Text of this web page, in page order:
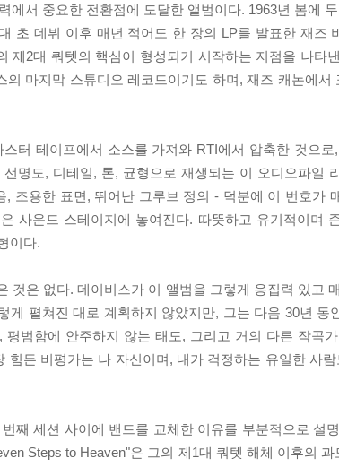
에서 중요한 전환점에 도달한 앨범이다. 1963년 봄에
초 데뷔 이후 매년 적어도 한 장의 LP를 발표한 재즈
제2대 쿼텟의 핵심이 형성되기 시작하는 지점을 나타
마지막 스튜디오 레코드이기도 하며, 재즈 캐논에서
터 테이프에서 소스를 가져와 RTI에서 압축한 것으
명도, 디테일, 톤, 균형으로 재생되는 이 오디오파일
조용한 표면, 뛰어난 그루브 정의 - 덕분에 이 번호가
사운드 스테이지에 놓여진다. 따뜻하고 유기적이며
이다.
것은 없다. 데이비스가 이 앨범을 그렇게 응집력 있고
게 펼쳐진 대로 계획하지 않았지만, 그는 다음 30년 동
범함에 안주하지 않는 태도, 그리고 거의 다른 작곡
힘든 비평가는 나 자신이며, 내가 걱정하는 유일한 사
째 세션 사이에 밴드를 교체한 이유를 부분적으로 설
Steps to Heaven"은 그의 제1대 쿼텟 해체 이후의